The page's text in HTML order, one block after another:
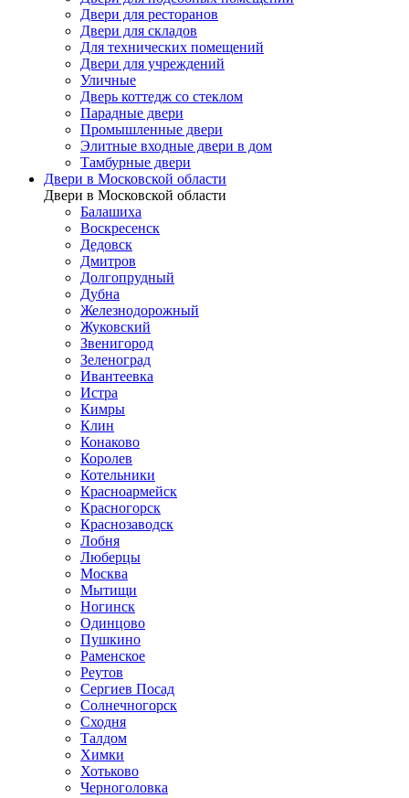
Двери для ресторанов
Двери для складов
Для технических помещений
Двери для учреждений
Уличные
Дверь коттедж со стеклом
Парадные двери
Промышленные двери
Элитные входные двери в дом
Тамбурные двери
Двери в Московской области
Двери в Московской области
Балашиха
Воскресенск
Дедовск
Дмитров
Долгопрудный
Дубна
Железнодорожный
Жуковский
Звенигород
Зеленоград
Ивантеевка
Истра
Кимры
Клин
Конаково
Королев
Котельники
Красноармейск
Красногорск
Краснозаводск
Лобня
Люберцы
Москва
Мытищи
Ногинск
Одинцово
Пушкино
Раменское
Реутов
Сергиев Посад
Солнечногорск
Сходня
Талдом
Химки
Хотьково
Черноголовка